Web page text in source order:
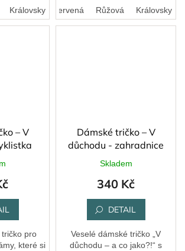
na...
Královsky modrá
s úsměvem, nadhledem a
možná i sklenkou...
Černá Červená Růžová Královsky
– V
pro
které si
Dámské tričko – V
důchodu - zahradnice
Skladem
340 Kč
DETAIL
Veselé dámské tričko „V
důchodu – a co jako?!“ s